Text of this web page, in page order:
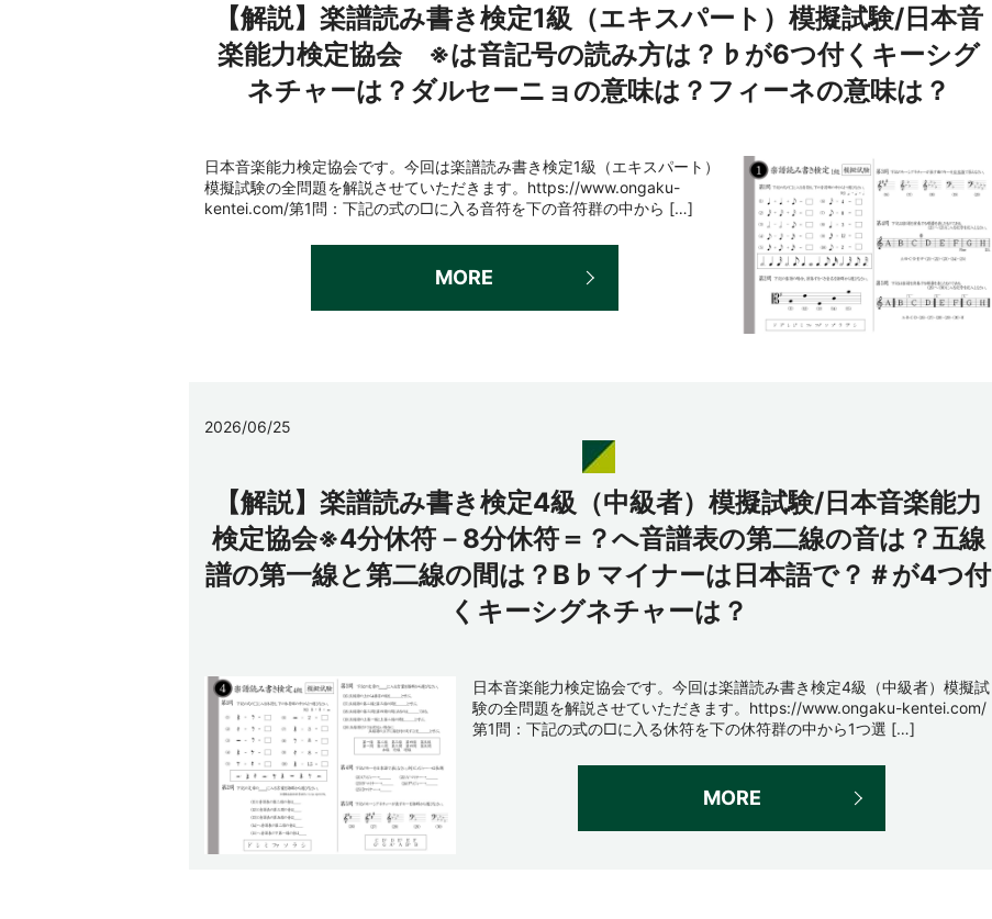
【解説】楽譜読み書き検定1級（エキスパート）模擬試験/日本音
楽能力検定協会 ※は音記号の読み方は？♭が6つ付くキーシグ
ネチャーは？ダルセーニョの意味は？フィーネの意味は？
日本音楽能力検定協会です。今回は楽譜読み書き検定1級（エキスパート）
模擬試験の全問題を解説させていただきます。https://www.ongaku-
kentei.com/第1問：下記の式の□に入る音符を下の音符群の中から […]
MORE
2026/06/25
【解説】楽譜読み書き検定4級（中級者）模擬試験/日本音楽能力
検定協会※4分休符－8分休符＝？へ音譜表の第二線の音は？五線
譜の第一線と第二線の間は？B♭マイナーは日本語で？＃が4つ付
くキーシグネチャーは？
日本音楽能力検定協会です。今回は楽譜読み書き検定4級（中級者）模擬試
験の全問題を解説させていただきます。https://www.ongaku-kentei.com/
第1問：下記の式の□に入る休符を下の休符群の中から1つ選 […]
MORE